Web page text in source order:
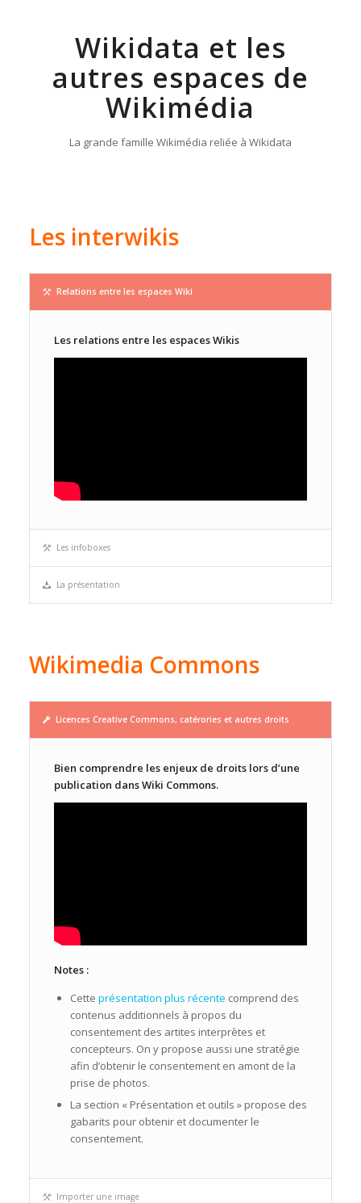
Wikidata et les
autres espaces de
Wikimédia
La grande famille Wikimédia reliée à Wikidata
Les interwikis
Relations entre les espaces Wiki
Les relations entre les espaces Wikis
Les infoboxes
La présentation
Wikimedia Commons
Licences Creative Commons, catérories et autres droits
Bien comprendre les enjeux de droits lors d’une
publication dans Wiki Commons.
Notes :
Cette présentation plus récente comprend des
contenus additionnels à propos du
consentement des artites interprètes et
concepteurs. On y propose aussi une stratégie
afin d’obtenir le consentement en amont de la
prise de photos.
La section « Présentation et outils » propose des
gabarits pour obtenir et documenter le
consentement.
Importer une image